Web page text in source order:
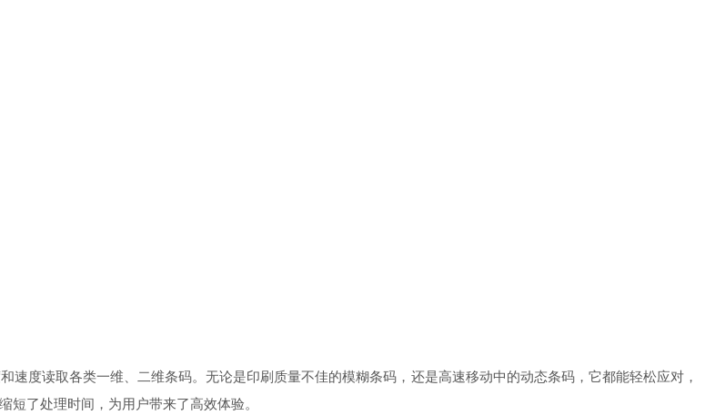
度读取各类一维、二维条码。无论是印刷质量不佳的模糊条码，还是高速移动中的动态条码，它都能轻松应对，
了处理时间，为用户带来了高效体验。